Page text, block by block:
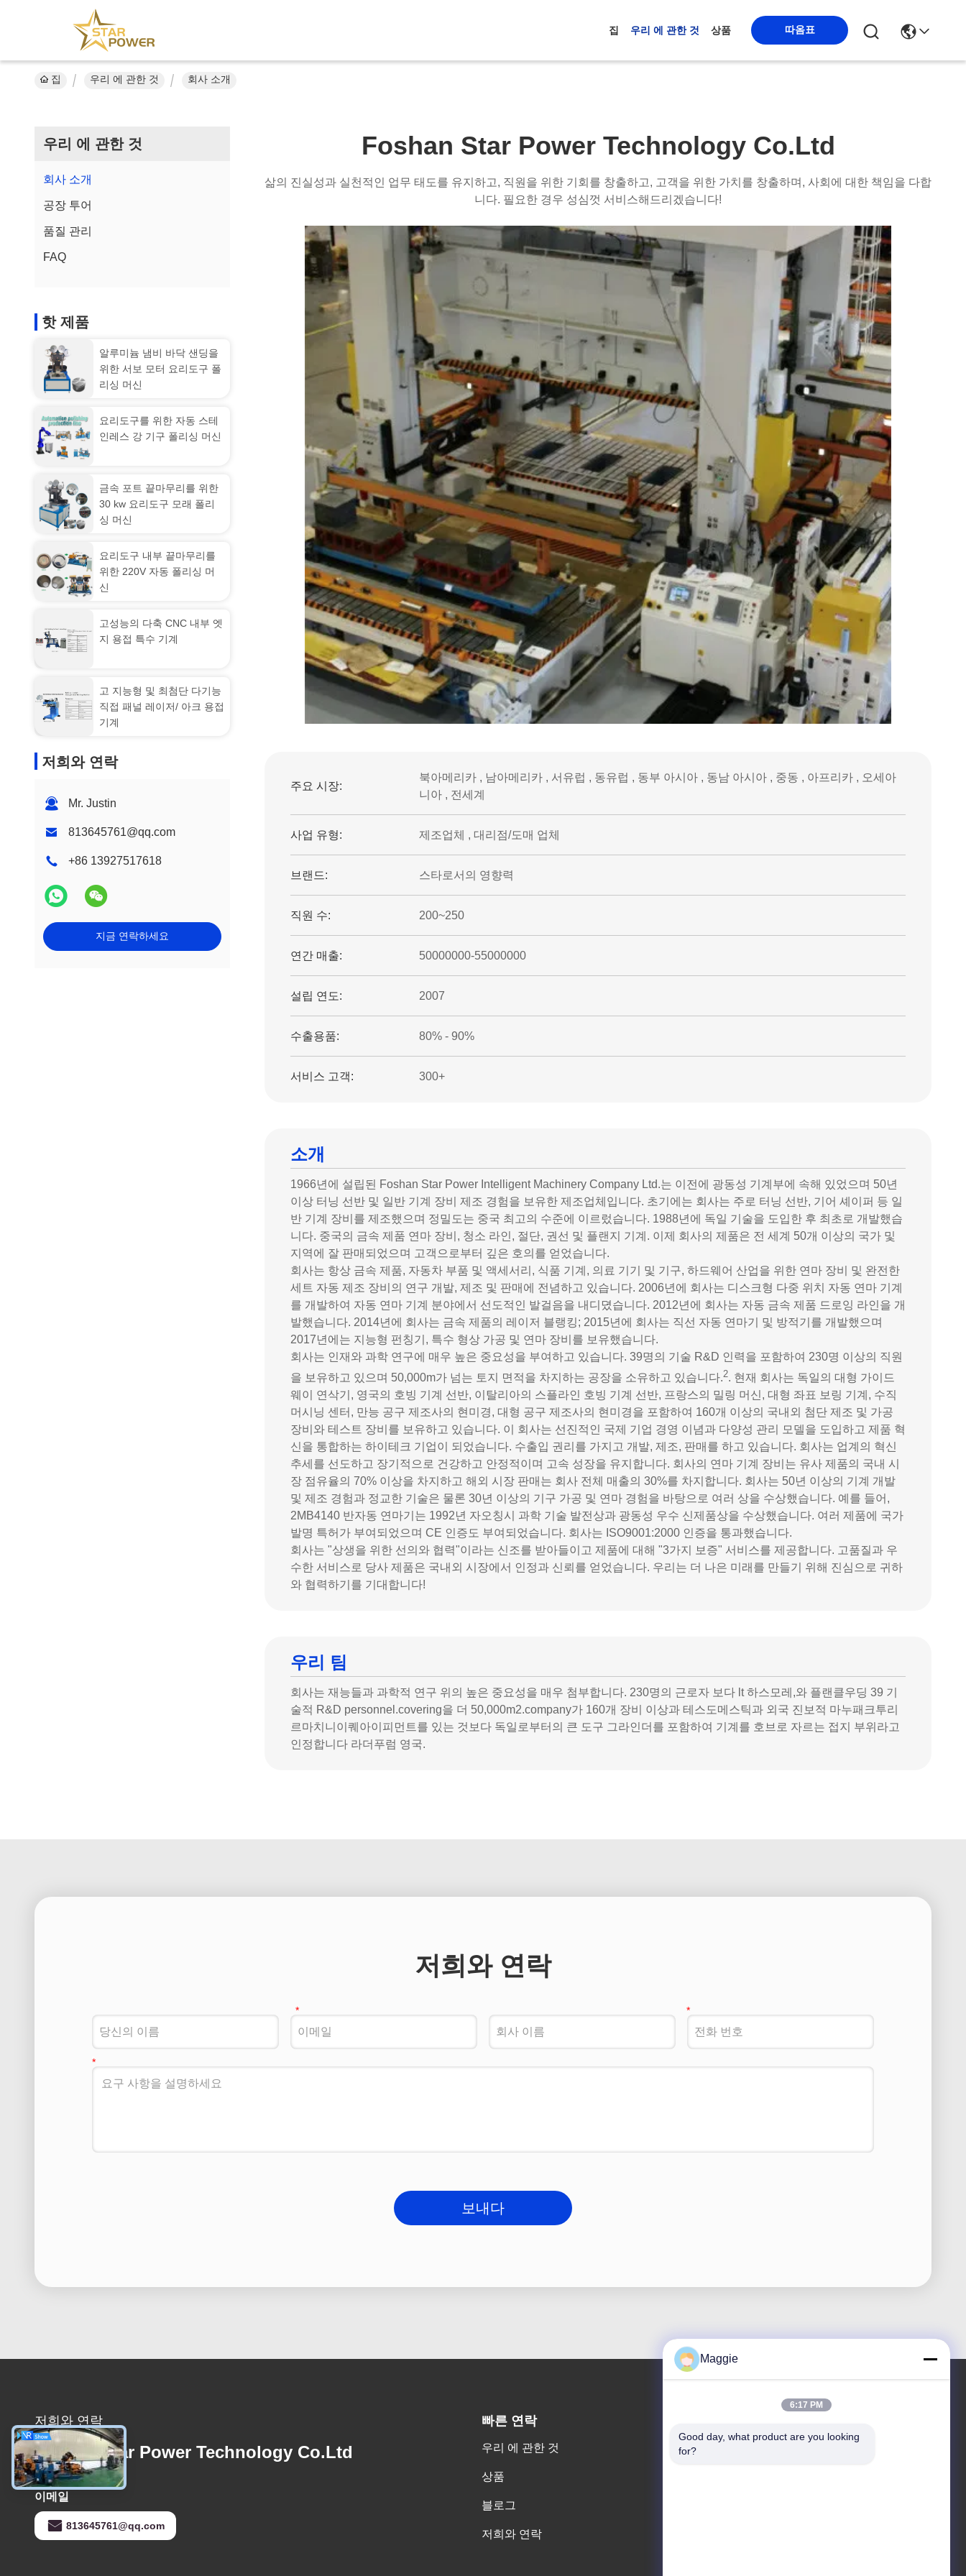
집 우리 에 관한 것 상품 따옴표
집 우리 에 관한 것 회사 소개
우리 에 관한 것
회사 소개
공장 투어
품질 관리
FAQ
핫 제품
알루미늄 냄비 바닥 샌딩을
위한 서보 모터 요리도구 폴
리싱 머신
요리도구를 위한 자동 스테
인레스 강 기구 폴리싱 머신
금속 포트 끝마무리를 위한
30 kw 요리도구 모래 폴리
싱 머신
요리도구 내부 끝마무리를
위한 220V 자동 폴리싱 머
신
고성능의 다축 CNC 내부 엣
지 용접 특수 기계
고 지능형 및 최첨단 다기능
직접 패널 레이저/ 아크 용접
기계
저희와 연락
Mr. Justin
813645761@qq.com
+86 13927517618
지금 연락하세요
Foshan Star Power Technology Co.Ltd
삶의 진실성과 실천적인 업무 태도를 유지하고, 직원을 위한 기회를 창출하고, 고객을 위한 가치를 창출하며, 사회에 대한 책임을 다합
니다. 필요한 경우 성심껏 서비스해드리겠습니다!
주요 시장:
북아메리카 , 남아메리카 , 서유럽 , 동유럽 , 동부 아시아 , 동남 아시아 , 중동 , 아프리카 , 오세아
니아 , 전세계
사업 유형: 제조업체 , 대리점/도매 업체
브랜드: 스타로서의 영향력
직원 수: 200~250
연간 매출: 50000000-55000000
설립 연도: 2007
수출용품: 80% - 90%
서비스 고객: 300+
소개
1966년에 설립된 Foshan Star Power Intelligent Machinery Company Ltd.는 이전에 광동성 기계부에 속해 있었으며 50년
이상 터닝 선반 및 일반 기계 장비 제조 경험을 보유한 제조업체입니다. 초기에는 회사는 주로 터닝 선반, 기어 셰이퍼 등 일
반 기계 장비를 제조했으며 정밀도는 중국 최고의 수준에 이르렀습니다. 1988년에 독일 기술을 도입한 후 최초로 개발했습
니다. 중국의 금속 제품 연마 장비, 청소 라인, 절단, 권선 및 플랜지 기계. 이제 회사의 제품은 전 세계 50개 이상의 국가 및
지역에 잘 판매되었으며 고객으로부터 깊은 호의를 얻었습니다.
회사는 항상 금속 제품, 자동차 부품 및 액세서리, 식품 기계, 의료 기기 및 기구, 하드웨어 산업을 위한 연마 장비 및 완전한
세트 자동 제조 장비의 연구 개발, 제조 및 판매에 전념하고 있습니다. 2006년에 회사는 디스크형 다중 위치 자동 연마 기계
를 개발하여 자동 연마 기계 분야에서 선도적인 발걸음을 내디뎠습니다. 2012년에 회사는 자동 금속 제품 드로잉 라인을 개
발했습니다. 2014년에 회사는 금속 제품의 레이저 블랭킹; 2015년에 회사는 직선 자동 연마기 및 방적기를 개발했으며
2017년에는 지능형 펀칭기, 특수 형상 가공 및 연마 장비를 보유했습니다.
회사는 인재와 과학 연구에 매우 높은 중요성을 부여하고 있습니다. 39명의 기술 R&D 인력을 포함하여 230명 이상의 직원
을 보유하고 있으며 50,000m가 넘는 토지 면적을 차지하는 공장을 소유하고 있습니다.2. 현재 회사는 독일의 대형 가이드
웨이 연삭기, 영국의 호빙 기계 선반, 이탈리아의 스플라인 호빙 기계 선반, 프랑스의 밀링 머신, 대형 좌표 보링 기계, 수직
머시닝 센터, 만능 공구 제조사의 현미경, 대형 공구 제조사의 현미경을 포함하여 160개 이상의 국내외 첨단 제조 및 가공
장비와 테스트 장비를 보유하고 있습니다. 이 회사는 선진적인 국제 기업 경영 이념과 다양성 관리 모델을 도입하고 제품 혁
신을 통합하는 하이테크 기업이 되었습니다. 수출입 권리를 가지고 개발, 제조, 판매를 하고 있습니다. 회사는 업계의 혁신
추세를 선도하고 장기적으로 건강하고 안정적이며 고속 성장을 유지합니다. 회사의 연마 기계 장비는 유사 제품의 국내 시
장 점유율의 70% 이상을 차지하고 해외 시장 판매는 회사 전체 매출의 30%를 차지합니다. 회사는 50년 이상의 기계 개발
및 제조 경험과 정교한 기술은 물론 30년 이상의 기구 가공 및 연마 경험을 바탕으로 여러 상을 수상했습니다. 예를 들어,
2MB4140 반자동 연마기는 1992년 자오칭시 과학 기술 발전상과 광동성 우수 신제품상을 수상했습니다. 여러 제품에 국가
발명 특허가 부여되었으며 CE 인증도 부여되었습니다. 회사는 ISO9001:2000 인증을 통과했습니다.
회사는 "상생을 위한 선의와 협력"이라는 신조를 받아들이고 제품에 대해 "3가지 보증" 서비스를 제공합니다. 고품질과 우
수한 서비스로 당사 제품은 국내외 시장에서 인정과 신뢰를 얻었습니다. 우리는 더 나은 미래를 만들기 위해 진심으로 귀하
와 협력하기를 기대합니다!
우리 팀
회사는 재능들과 과학적 연구 위의 높은 중요성을 매우 첨부합니다. 230명의 근로자 보다 lt 하스모레,와 플랜클우딩 39 기
술적 R&D personnel.covering을 더 50,000m2.company가 160개 장비 이상과 테스도메스틱과 외국 진보적 마누패크투리
르마치니이퀘아이피먼트를 있는 것보다 독일로부터의 큰 도구 그라인더를 포함하여 기계를 호브로 자르는 접지 부위라고
인정합니다 라더푸럼 영국.
저희와 연락
보내다
저희와 연락
Foshan Star Power Technology Co.Ltd
이메일
813645761@qq.com
빠른 연락
우리 에 관한 것
상품
블로그
저희와 연락
주소
Maggie
6:17 PM
Good day, what product are you looking
for?